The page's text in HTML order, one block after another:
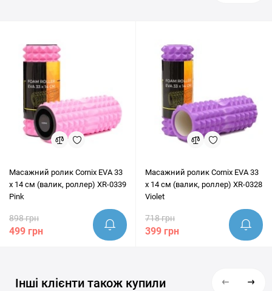
Масажний ролик Cornix EVA 33
x 14 см (валик, роллер) XR-0339
Pink
898 грн
499 грн
Масажний ролик Cornix EVA 33
x 14 см (валик, роллер) XR-0328
Violet
718 грн
399 грн
Інші клієнти також купили